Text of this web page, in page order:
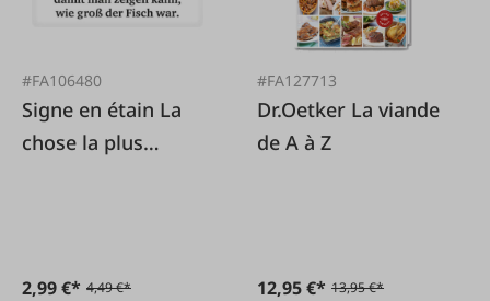
#FA106480
Signe en étain La
chose la plus
2,99 €* 4,49 €*
#FA127713
Dr.Oetker La viande
de A à Z
12,95 €* 13,95 €*